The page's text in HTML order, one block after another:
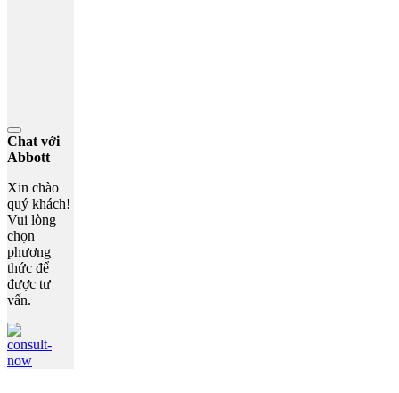
Chat với
Abbott
Xin chào
quý khách!
Vui lòng
chọn
phương
thức để
được tư
vấn.